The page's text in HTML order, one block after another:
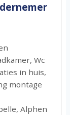
Wc
in huis,
montage
Alphen